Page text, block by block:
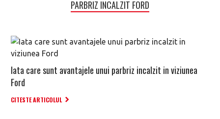
PARBRIZ INCALZIT FORD
Iata care sunt avantajele unui parbriz incalzit in viziunea
Ford
CITESTE ARTICOLUL